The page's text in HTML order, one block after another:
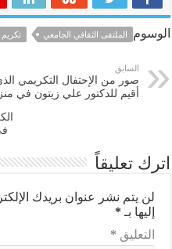
الوسوم الملتقى الثقافي الجامعي تكريم
السابق
صور من الإحتفال التكريمي
أقيم للدكتور علي زيتون في
اترك تعليقاً
لن يتم نشر عنوان بريدك
إليها بـ *
التعليق *